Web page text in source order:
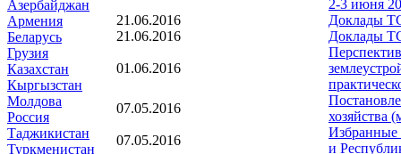
Азербайджан
Армения
Беларусь
Грузия
Казахстан
Кыргызстан
Молдова
Россия
Таджикистан
Туркменистан
2-3 июня
21.06.2016
Доклады
21.06.2016
Доклады
01.06.2016
07.05.2016
хозяйства
07.05.2016
Избранные
и